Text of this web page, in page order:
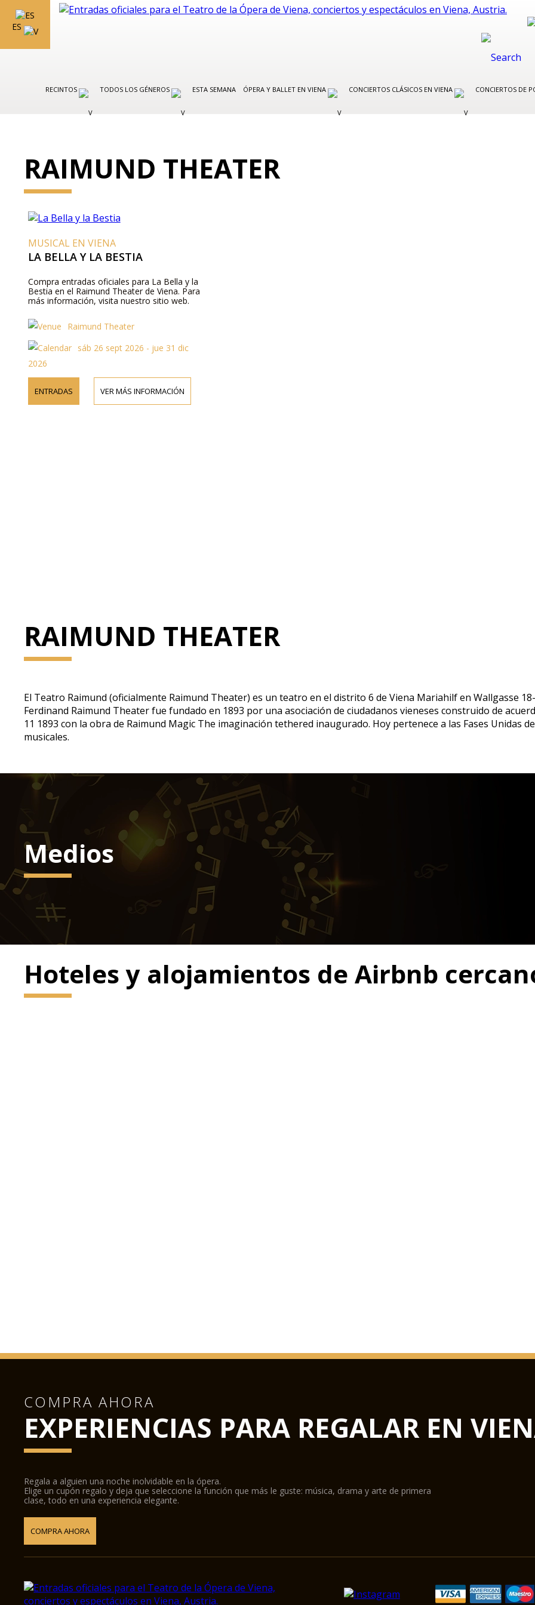
ES
RECINTOS TODOS LOS GÉNEROS ESTA SEMANA ÓPERA Y BALLET EN VIENA CONCIERTOS CLÁSICOS EN VIENA CONCIERTOS DE
RAIMUND THEATER
MUSICAL EN VIENA
LA BELLA Y LA BESTIA
Compra entradas oficiales para La Bella y la
Bestia en el Raimund Theater de Viena. Para
más información, visita nuestro sitio web.
Raimund Theater
sáb 26 sept 2026 - jue 31 dic
2026
ENTRADAS VER MÁS INFORMACIÓN
RAIMUND THEATER
El Teatro Raimund (oficialmente Raimund Theater) es un teatro en el distrito 6 de Viena Mariahilf en Wallgasse
Ferdinand Raimund Theater fue fundado en 1893 por una asociación de ciudadanos vieneses construido de
11 1893 con la obra de Raimund Magic The imaginación tethered inaugurado. Hoy pertenece a las Fases Unidas
musicales.
Medios
Hoteles y alojamientos de Airbnb
COMPRA AHORA
EXPERIENCIAS PARA REGALAR EN
Regala a alguien una noche inolvidable en la ópera.
Elige un cupón regalo y deja que seleccione la función que más le guste: música, drama y arte de primera
clase, todo en una experiencia elegante.
COMPRA AHORA